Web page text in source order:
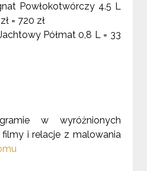
Powłokotwórczy 4.5 L
= 720 zł
Półmat 0,8 L = 33
w wyróżnionych
i relacje z malowania